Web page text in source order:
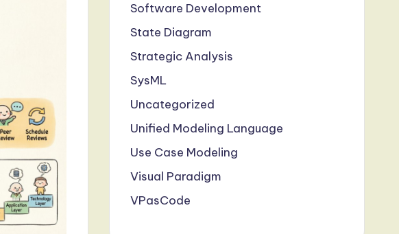
Software Development
State Diagram
Strategic Analysis
SysML
Uncategorized
Unified Modeling Language
Use Case Modeling
Visual Paradigm
VPasCode